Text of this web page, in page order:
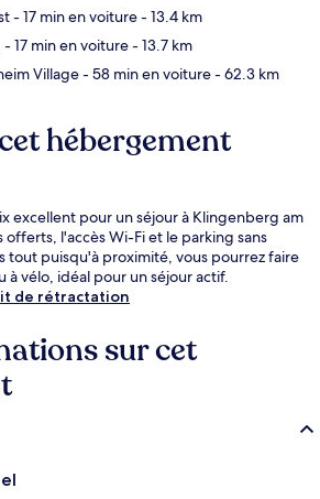
- 17 min en voiture- 13.4 km
- 17 min en voiture- 13.7 km
Village- 58 min en voiture- 62.3 km
hébergement
excellent pour un séjour à Klingenberg am
offerts, l'accès Wi-Fi et le parking sans
tout puisqu'à proximité, vous pourrez faire
à vélo, idéal pour un séjour actif.
de rétractation
sur cet